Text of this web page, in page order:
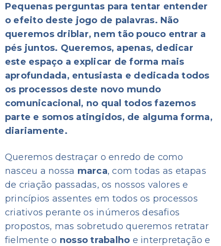
Pequenas perguntas para tentar entender
o efeito deste jogo de palavras. Não
queremos driblar, nem tão pouco entrar a
pés juntos. Queremos, apenas, dedicar
este espaço a explicar de forma mais
aprofundada, entusiasta e dedicada todos
os processos deste novo mundo
comunicacional, no qual todos fazemos
parte e somos atingidos, de alguma forma,
diariamente.
Queremos destraçar o enredo de como
nasceu a nossa marca, com todas as etapas
de criação passadas, os nossos valores e
princípios assentes em todos os processos
criativos perante os inúmeros desafios
propostos, mas sobretudo queremos retratar
fielmente o nosso trabalho e interpretação e